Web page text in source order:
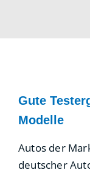
Gute
Modelle
Autos der
deutscher